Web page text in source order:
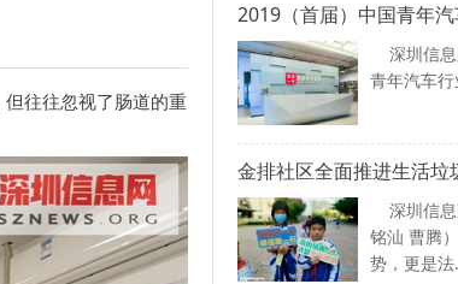
但往往忽视了肠道的重
2019（首届）中国青年
深圳信
青年汽车
金排社区全面推进生活垃
深圳信息
铭汕 曹腾
势，更是法